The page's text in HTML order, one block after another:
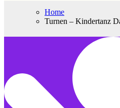
Home
Turnen – Kindertanz